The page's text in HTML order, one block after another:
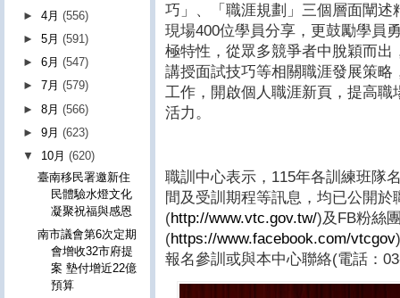
巧」、「職涯規劃」三個層面闡
現場400位學員分享，更鼓勵學員
極特性，從眾多競爭者中脫穎而
講授面試技巧等相關職涯發展策
工作，開啟個人職涯新頁，提高
活力。
職訓中心表示，115年各訓練班隊
間及受訓期程等訊息，均已公開於
(http://www.vtc.gov.tw/)及FB粉絲
(https://www.facebook.com/vtcgov
報名參訓或與本中心聯絡(電話：
►4月(556)
►5月(591)
►6月(547)
►7月(579)
►8月(566)
►9月(623)
▼ 10月(620)
臺南移民署邀新住
民體驗水燈文化
凝聚祝福與感恩
南市議會第6次定期
會增收32市府提
案 墊付增近22億
預算